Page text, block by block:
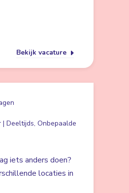
Bekijk vacature
| Deeltijds, Onbepaalde
iets anders doen?
locaties in